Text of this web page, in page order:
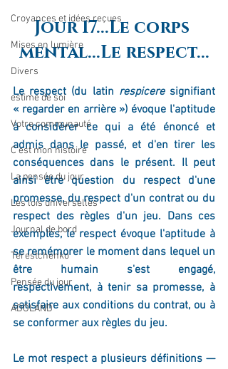
Croyances et idées reçues
Mises en lumière
Divers
estime de soi
Votre communauté
C'est mon histoire
La pensée du jour
Les lois universelles
Journal de bord
Terestchenko
Pensée du jour
ADOLAND
Jour 17...Le corps
mental...Le respect...
Le respect (du latin respicere signifiant
« regarder en arrière ») évoque l'aptitude
à considérer ce qui a été énoncé et
admis dans le passé, et d'en tirer les
conséquences dans le présent. Il peut
ainsi être question du respect d'une
promesse, du respect d'un contrat ou du
respect des règles d'un jeu. Dans ces
exemples, le respect évoque l'aptitude à
être humain
s'est engagé,
respectivement, à tenir sa promesse, à
satisfaire aux conditions du contrat, ou à
se conformer aux règles du jeu.
Le mot respect a plusieurs définitions —